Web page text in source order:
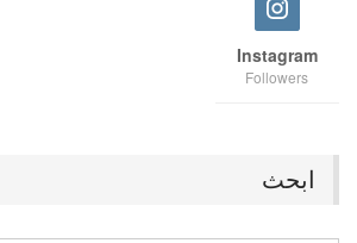
Instagram
Followers
ابحث